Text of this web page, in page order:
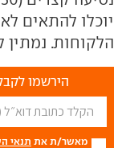
יוכלו להתאים
הלקוחות. נמתין
הירשמו
מאשר/ת את תנאי